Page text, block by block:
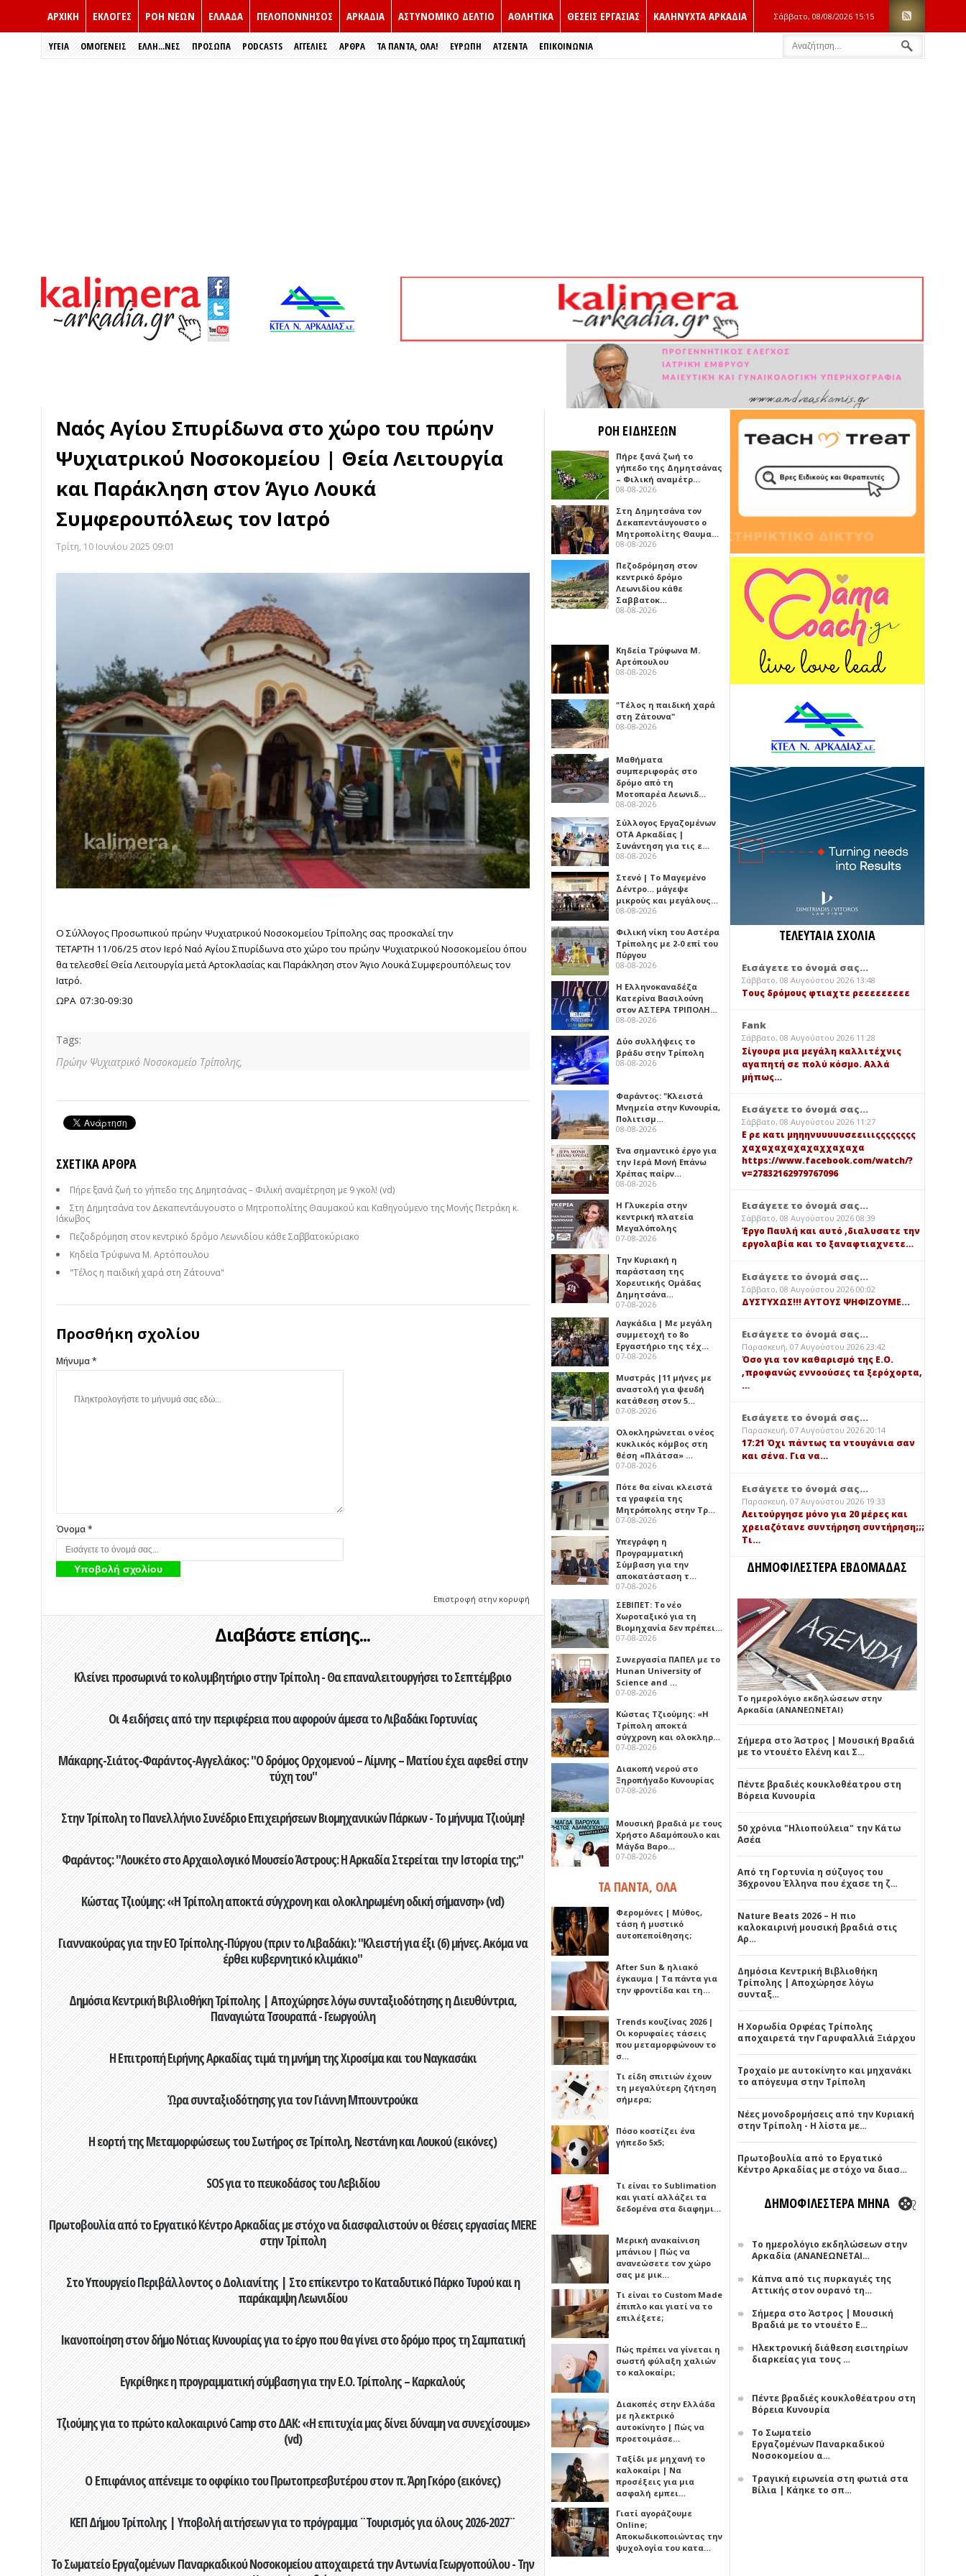
ΑΡΧΙΚΗ ΕΚΛΟΓΈΣ ΡΟΗ ΝΕΩΝ ΕΛΛΑΔΑ ΠΕΛΟΠΟΝΝΗΣΟΣ ΑΡΚΑΔΙΑ ΑΣΤΥΝΟΜΙΚΟ ΔΕΛΤΙΟ ΑΘΛΗΤΙΚΑ ΘΕΣΕΙΣ ΕΡΓΑΣΙΑΣ ΚΑΛΗΝΥΧΤΑ ΑΡΚΑΔΙΑ Σάββατο, 08/08/2026 15:15
ΥΓΕΙΑ ΟΜΟΓΕΝΕΙΣ ΈΛΛΗ...ΝΕΣ ΠΡΌΣΩΠΑ PODCASTS ΑΓΓΕΛΙΕΣ ΑΡΘΡΑ ΤΑ ΠΑΝΤΑ, ΟΛΑ! ΕΥΡΏΠΗ ΑΤΖΕΝΤΑ ΕΠΙΚΟΙΝΩΝΙΑ
Ναός Αγίου Σπυρίδωνα στο χώρο του πρώην
Ψυχιατρικού Νοσοκομείου | Θεία Λειτουργία
και Παράκληση στον Άγιο Λουκά
Συμφερουπόλεως τον Ιατρό
Τρίτη, 10 Ιουνίου 2025 09:01
Ο Σύλλογος Προσωπικού πρώην Ψυχιατρικού Νοσοκομείου Τρίπολης σας προσκαλεί την
ΤΕΤΑΡΤΗ 11/06/25 στον Ιερό Ναό Αγίου Σπυρίδωνα στο χώρο του πρώην Ψυχιατρικού Νοσοκομείου όπου
θα τελεσθεί Θεία Λειτουργία μετά Αρτοκλασίας και Παράκληση στον Άγιο Λουκά Συμφερουπόλεως τον
Ιατρό.
ΩΡΑ 07:30-09:30
Tags:
Πρώην Ψυχιατρικό Νοσοκομείο Τρίπολης,
ΣΧΕΤΙΚΆ ΆΡΘΡΑ
Πήρε ξανά ζωή το γήπεδο της Δημητσάνας – Φιλική αναμέτρηση με 9 γκολ! (vd)
Στη Δημητσάνα τον Δεκαπεντάυγουστο ο Μητροπολίτης Θαυμακού και Καθηγούμενο της Μονής Πετράκη κ.
Ιάκωβος
Πεζοδρόμηση στον κεντρικό δρόμο Λεωνιδίου κάθε Σαββατοκύριακο
Κηδεία Τρύφωνα Μ. Αρτόπουλου
"Τέλος η παιδική χαρά στη Ζάτουνα"
Προσθήκη σχολίου
Μήνυμα *
Όνομα *
Επιστροφή στην κορυφή
Διαβάστε επίσης...
Κλείνει προσωρινά το κολυμβητήριο στην Τρίπολη - Θα επαναλειτουργήσει το Σεπτέμβριο
Οι 4 ειδήσεις από την περιφέρεια που αφορούν άμεσα το Λιβαδάκι Γορτυνίας
Μάκαρης-Σιάτος-Φαράντος-Αγγελάκος: "Ο δρόμος Ορχομενού – Λίμνης – Ματίου έχει αφεθεί στην
τύχη του"
Στην Τρίπολη το Πανελλήνιο Συνέδριο Επιχειρήσεων Βιομηχανικών Πάρκων - Το μήνυμα Τζιούμη!
Φαράντος: "Λουκέτο στο Αρχαιολογικό Μουσείο Άστρους: Η Αρκαδία Στερείται την Ιστορία της;"
Κώστας Τζιούμης: «Η Τρίπολη αποκτά σύγχρονη και ολοκληρωμένη οδική σήμανση» (vd)
Γιαννακούρας για την EO Τρίπολης-Πύργου (πριν το Λιβαδάκι): "Κλειστή για έξι (6) μήνες. Ακόμα να
έρθει κυβερνητικό κλιμάκιο"
Δημόσια Κεντρική Βιβλιοθήκη Τρίπολης | Αποχώρησε λόγω συνταξιοδότησης η Διευθύντρια,
Παναγιώτα Τσουραπά - Γεωργούλη
Η Επιτροπή Ειρήνης Αρκαδίας τιμά τη μνήμη της Χιροσίμα και του Ναγκασάκι
Ώρα συνταξιοδότησης για τον Γιάννη Μπουντρούκα
Η εορτή της Μεταμορφώσεως του Σωτήρος σε Τρίπολη, Νεστάνη και Λουκού (εικόνες)
SOS για το πευκοδάσος του Λεβιδίου
Πρωτοβουλία από το Εργατικό Κέντρο Αρκαδίας με στόχο να διασφαλιστούν οι θέσεις εργασίας MERE
στην Τρίπολη
Στο Υπουργείο Περιβάλλοντος ο Δολιανίτης | Στο επίκεντρο το Καταδυτικό Πάρκο Τυρού και η
παράκαμψη Λεωνιδίου
Ικανοποίηση στον δήμο Νότιας Κυνουρίας για το έργο που θα γίνει στο δρόμο προς τη Σαμπατική
Εγκρίθηκε η προγραμματική σύμβαση για την Ε.Ο. Τρίπολης – Καρκαλούς
Τζιούμης για το πρώτο καλοκαιρινό Camp στο ΔΑΚ: «Η επιτυχία μας δίνει δύναμη να συνεχίσουμε»
(vd)
Ο Επιφάνιος απένειμε το οφφίκιο του Πρωτοπρεσβυτέρου στον π. Άρη Γκόρο (εικόνες)
ΚΕΠ Δήμου Τρίπολης | Υποβολή αιτήσεων για το πρόγραμμα ¨Τουρισμός για όλους 2026-2027¨
Το Σωματείο Εργαζομένων Παναρκαδικού Νοσοκομείου αποχαιρετά την Αντωνία Γεωργοπούλου - Την
ΡΟΗ ΕΙΔΗΣΕΩΝ
Πήρε ξανά ζωή το
γήπεδο της Δημητσάνας
– Φιλική αναμέτρ…
08-08-2026
Στη Δημητσάνα τον
Δεκαπεντάυγουστο ο
Μητροπολίτης Θαυμα…
08-08-2026
Πεζοδρόμηση στον
κεντρικό δρόμο
Λεωνιδίου κάθε
Σαββατοκ…
08-08-2026
Κηδεία Τρύφωνα Μ.
Αρτόπουλου
08-08-2026
"Τέλος η παιδική χαρά
στη Ζάτουνα"
08-08-2026
Μαθήματα
συμπεριφοράς στο
δρόμο από τη
Μοτοπαρέα Λεωνιδ…
08-08-2026
Σύλλογος Εργαζομένων
ΟΤΑ Αρκαδίας |
Συνάντηση για τις ε…
08-08-2026
Στενό | Το Μαγεμένο
Δέντρο… μάγεψε
μικρούς και μεγάλους…
08-08-2026
Φιλική νίκη του Αστέρα
Τρίπολης με 2-0 επί του
Πύργου
08-08-2026
Η Ελληνοκαναδέζα
Κατερίνα Βασιλούνη
στον ΑΣΤΕΡΑ ΤΡΙΠΟΛΗ…
08-08-2026
Δύο συλλήψεις το
βράδυ στην Τρίπολη
08-08-2026
Φαράντος: "Κλειστά
Μνημεία στην Κυνουρία,
Πολιτισμ…
08-08-2026
Ένα σημαντικό έργο για
την Ιερά Μονή Επάνω
Χρέπας παίρν…
08-08-2026
Η Γλυκερία στην
κεντρική πλατεία
Μεγαλόπολης
07-08-2026
Την Κυριακή η
παράσταση της
Χορευτικής Ομάδας
Δημητσάνα…
07-08-2026
Λαγκάδια | Με μεγάλη
συμμετοχή το 8ο
Εργαστήριο της τέχ…
07-08-2026
Μυστράς |11 μήνες με
αναστολή για ψευδή
κατάθεση στον 5…
07-08-2026
Ολοκληρώνεται ο νέος
κυκλικός κόμβος στη
θέση «Πλάτσα» …
07-08-2026
Πότε θα είναι κλειστά
τα γραφεία της
Μητρόπολης στην Τρ…
07-08-2026
Υπεγράφη η
Προγραμματική
Σύμβαση για την
αποκατάσταση τ…
07-08-2026
ΣΕΒΙΠΕΤ: Το νέο
Χωροταξικό για τη
Βιομηχανία δεν πρέπει…
07-08-2026
Συνεργασία ΠΑΠΕΛ με το
Hunan University of
Science and …
07-08-2026
Κώστας Τζιούμης: «Η
Τρίπολη αποκτά
σύγχρονη και ολοκληρ…
07-08-2026
Διακοπή νερού στο
Ξηροπήγαδο Κυνουρίας
07-08-2026
Μουσική βραδιά με τους
Χρήστο Αδαμόπουλο και
Μάγδα Βαρο…
07-08-2026
ΤΑ ΠΑΝΤΑ, ΟΛΑ
Φερομόνες | Μύθος,
τάση ή μυστικό
αυτοπεποίθησης;
After Sun & ηλιακό
έγκαυμα | Τα πάντα για
την φροντίδα και τη…
Trends κουζίνας 2026 |
Οι κορυφαίες τάσεις
που μεταμορφώνουν το
σ…
Τι είδη σπιτιών έχουν
τη μεγαλύτερη ζήτηση
σήμερα;
Πόσο κοστίζει ένα
γήπεδο 5x5;
Τι είναι το Sublimation
και γιατί αλλάζει τα
δεδομένα στα διαφημι…
Μερική ανακαίνιση
μπάνιου | Πώς να
ανανεώσετε τον χώρο
σας με μικ…
Τι είναι το Custom Made
έπιπλο και γιατί να το
επιλέξετε;
Πώς πρέπει να γίνεται η
σωστή φύλαξη χαλιών
το καλοκαίρι;
Διακοπές στην Ελλάδα
με ηλεκτρικό
αυτοκίνητο | Πώς να
προετοιμάσε…
Ταξίδι με μηχανή το
καλοκαίρι | Να
προσέξεις για μια
ασφαλή εμπει…
Γιατί αγοράζουμε
Online;
Αποκωδικοποιώντας την
ψυχολογία του κατα…
ΤΕΛΕΥΤΑΙΑ ΣΧΟΛΙΑ
Εισάγετε το όνομά σας...
Σάββατο, 08 Αυγούστου 2026 13:48
Τους δρόμους φτιαχτε ρεεεεεεεεε
Fank
Σάββατο, 08 Αυγούστου 2026 11:28
Σίγουρα μια μεγάλη καλλιτέχνις
αγαπητή σε πολύ κόσμο. Αλλά
μήπως…
Εισάγετε το όνομά σας...
Σάββατο, 08 Αυγούστου 2026 11:27
Ε ρε κατι μηηηνυυυυυσεειιιςςςςςςςς
χαχαχαχαχαχαχχαχαχα
https://www.facebook.com/watch/?
v=27832162979767096
Εισάγετε το όνομά σας...
Σάββατο, 08 Αυγούστου 2026 08:39
Έργο Παυλή και αυτό ,διαλυσατε την
εργολαβία και το ξαναφτιαχνετε…
Εισάγετε το όνομά σας...
Σάββατο, 08 Αυγούστου 2026 00:02
ΔΥΣΤΥΧΩΣ!!! ΑΥΤΟΥΣ ΨΗΦΙΖΟΥΜΕ...
Εισάγετε το όνομά σας...
Παρασκευή, 07 Αυγούστου 2026 23:42
Όσο για τον καθαρισμό της Ε.Ο.
,προφανώς εννοούσες τα ξερόχορτα,
…
Εισάγετε το όνομά σας...
Παρασκευή, 07 Αυγούστου 2026 20:14
17:21 Όχι πάντως τα ντουγάνια σαν
και σένα. Για να…
Εισάγετε το όνομά σας...
Παρασκευή, 07 Αυγούστου 2026 19:33
Λειτούργησε μόνο για 20 μέρες και
χρειαζότανε συντήρηση συντήρηση;;;
Τι…
ΔΗΜΟΦΙΛΕΣΤΕΡΑ ΕΒΔΟΜΑΔΑΣ
Το ημερολόγιο εκδηλώσεων στην
Αρκαδία (ΑΝΑΝΕΩΝΕΤΑΙ)
Σήμερα στο Άστρος | Μουσική Βραδιά
με το ντουέτο Ελένη και Σ…
Πέντε βραδιές κουκλοθέατρου στη
Βόρεια Κυνουρία
50 χρόνια "Ηλιοπούλεια" την Κάτω
Ασέα
Από τη Γορτυνία η σύζυγος του
36χρονου Έλληνα που έχασε τη ζ…
Nature Beats 2026 – Η πιο
καλοκαιρινή μουσική βραδιά στις
Αρ…
Δημόσια Κεντρική Βιβλιοθήκη
Τρίπολης | Αποχώρησε λόγω
συνταξ…
Η Χορωδία Ορφέας Τρίπολης
αποχαιρετά την Γαρυφαλλιά Ξιάρχου
Τροχαίο με αυτοκίνητο και μηχανάκι
το απόγευμα στην Τρίπολη
Νέες μονοδρομήσεις από την Κυριακή
στην Τρίπολη - Η λίστα με…
Πρωτοβουλία από το Εργατικό
Κέντρο Αρκαδίας με στόχο να διασ…
ΔΗΜΟΦΙΛΕΣΤΕΡΑ ΜΗΝΑ
Το ημερολόγιο εκδηλώσεων στην
Αρκαδία (ΑΝΑΝΕΩΝΕΤΑΙ…
Κάπνα από τις πυρκαγιές της
Αττικής στον ουρανό τη…
Σήμερα στο Άστρος | Μουσική
Βραδιά με το ντουέτο Ε…
Ηλεκτρονική διάθεση εισιτηρίων
διαρκείας για τους …
Πέντε βραδιές κουκλοθέατρου στη
Βόρεια Κυνουρία
Το Σωματείο
Εργαζομένων Παναρκαδικού
Νοσοκομείου α…
Τραγική ειρωνεία στη φωτιά στα
Βίλια | Κάηκε το σπ…